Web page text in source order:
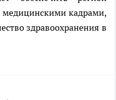
кадрами,
здравоохранения в